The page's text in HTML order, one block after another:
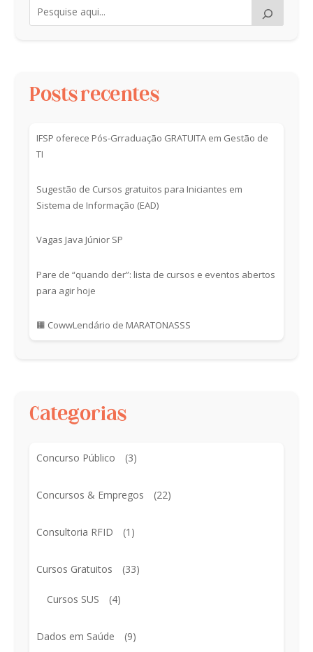
Posts recentes
IFSP oferece Pós-Grraduação GRATUITA em Gestão de
TI
Sugestão de Cursos gratuitos para Iniciantes em
Sistema de Informação (EAD)
Vagas Java Júnior SP
Pare de “quando der”: lista de cursos e eventos abertos
para agir hoje
🟧 CowwLendário de MARATONASSS
Categorias
Concurso Público (3)
Concursos & Empregos (22)
Consultoria RFID (1)
Cursos Gratuitos (33)
Cursos SUS (4)
Dados em Saúde (9)